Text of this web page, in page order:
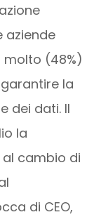
aziende
molto (48%)
la
dei dati. Il
la
cambio di
di CEO,